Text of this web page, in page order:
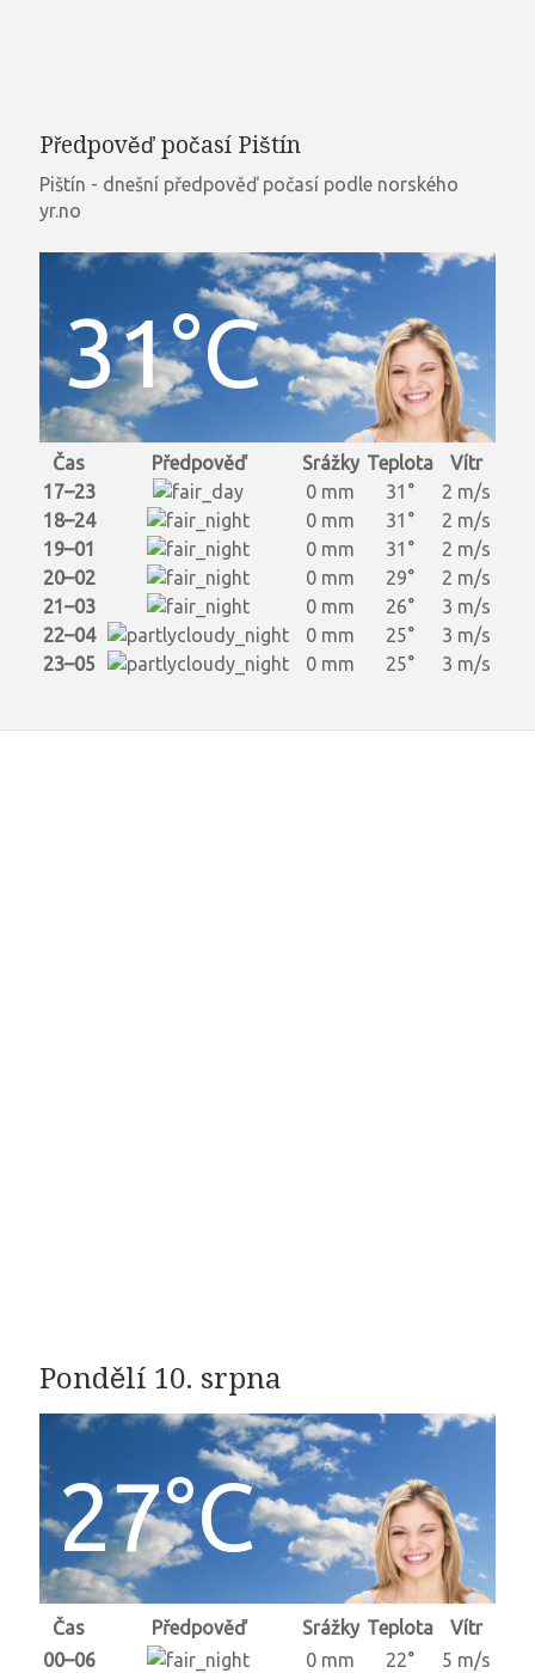
Předpověď počasí Pištín
Pištín - dnešní předpověď počasí podle norského
yr.no
31°C
Čas Předpověď Srážky Teplota
Vítr
17–23
0 mm 31°
2 m/s
18–24
0 mm 31°
2 m/s
19–01
0 mm 31°
2 m/s
20–02
0 mm 29°
2 m/s
21–03
0 mm 26°
3 m/s
22–04
0 mm 25°
3 m/s
23–05
0 mm 25° 3 m/s
Pondělí 10. srpna
27°C
Čas Předpověď Srážky Teplota
Vítr
00–06
0 mm 22°
5 m/s